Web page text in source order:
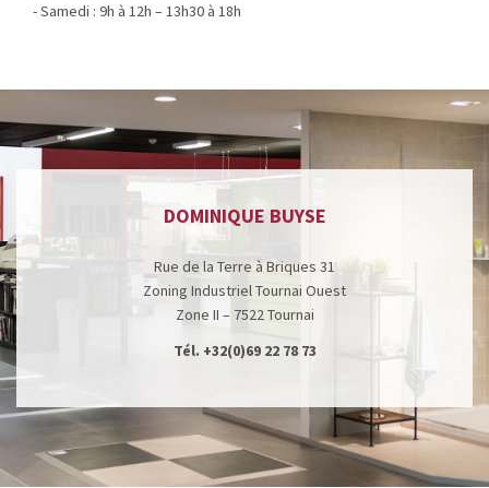
- Samedi : 9h à 12h – 13h30 à 18h
DOMINIQUE BUYSE
Rue de la Terre à Briques 31
Zoning Industriel Tournai Ouest
Zone II – 7522 Tournai
Tél. +32(0)69 22 78 73